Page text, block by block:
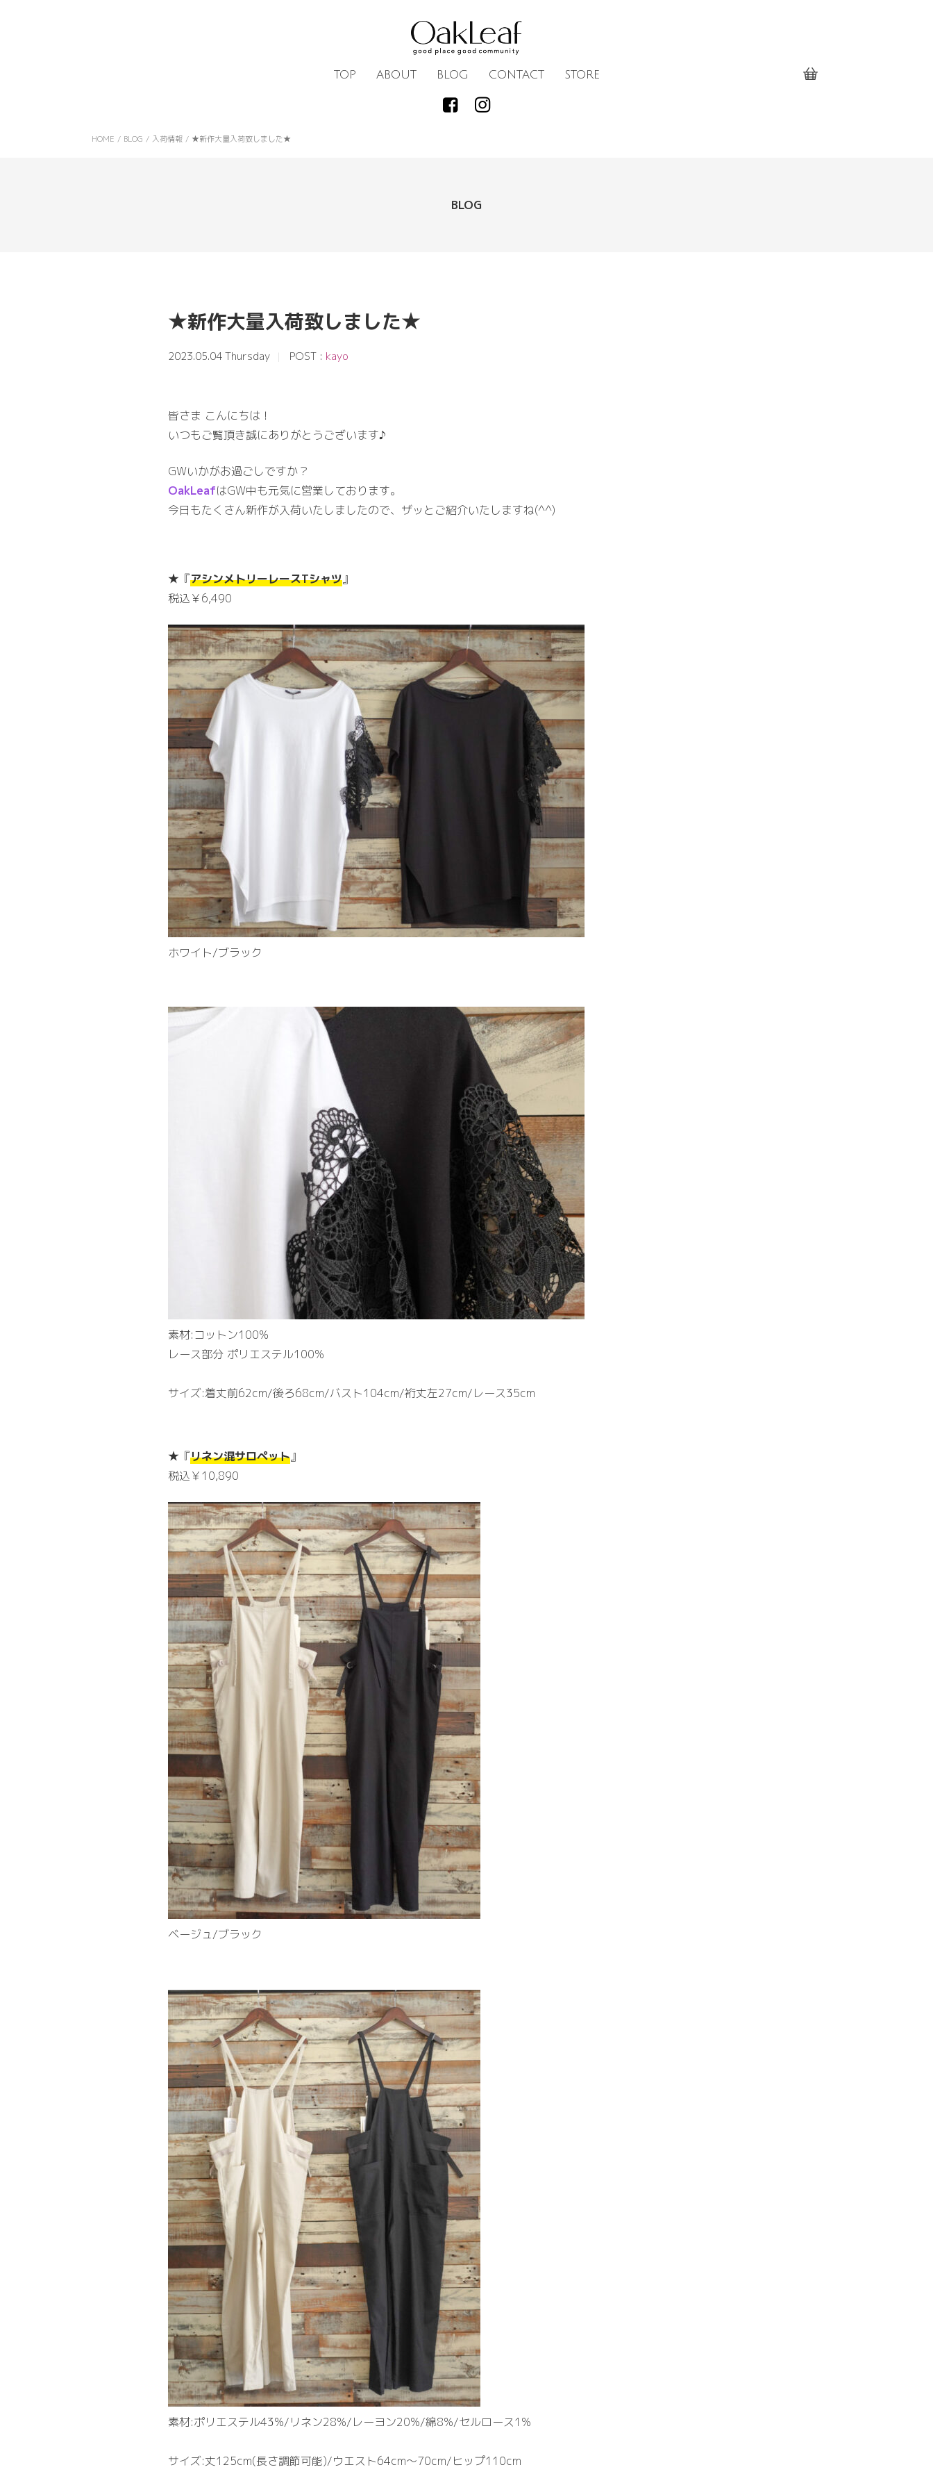
TOP ABOUT BLOG CONTACT STORE
HOME / BLOG / 入荷情報 / ★新作大量入荷致しました★
BLOG
★新作大量入荷致しました★
2023.05.04 Thursday POST : kayo
皆さま こんにちは！
いつもご覧頂き誠にありがとうございます♪
GWいかがお過ごしですか？
OakLeafはGW中も元気に営業しております。
今日もたくさん新作が入荷いたしましたので、ザッとご紹介いたしますね(^^)
★『アシンメトリーレースTシャツ』
税込￥6,490
ホワイト/ブラック
素材:コットン100%
レース部分 ポリエステル100%
サイズ:着丈前62cm/後ろ68cm/バスト104cm/裄丈左27cm/レース35cm
★『リネン混サロペット』
税込￥10,890
ベージュ/ブラック
素材:ポリエステル43%/リネン28%/レーヨン20%/綿8%/セルロース1%
サイズ:丈125cm(長さ調節可能)/ウエスト64cm〜70cm/ヒップ110cm